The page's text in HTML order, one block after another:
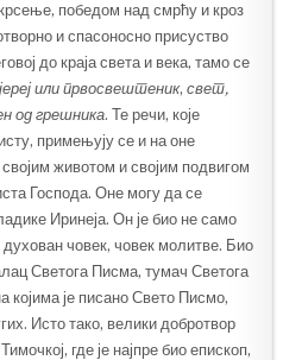
победом над смрћу и кроз
и спасоносно присуство
до краја света и века, тамо се
или првосвештеник,свет,
од грешника. Те речи, које
примењују се и на оне
животом и својим подвигом
Господа. Оне могу да се
Иринеја. Он је био не само
човек, човек молитве. Био
Светога Писма, тумач Светога
којима је писано Свето Писмо,
Исто тако, велики добротвор
где је најпре био епископ,